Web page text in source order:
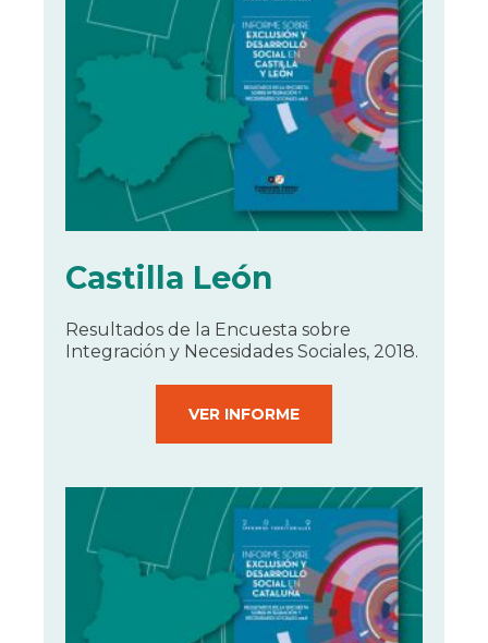
Castilla León
Resultados de la Encuesta sobre
Integración y Necesidades Sociales, 2018.
VER INFORME